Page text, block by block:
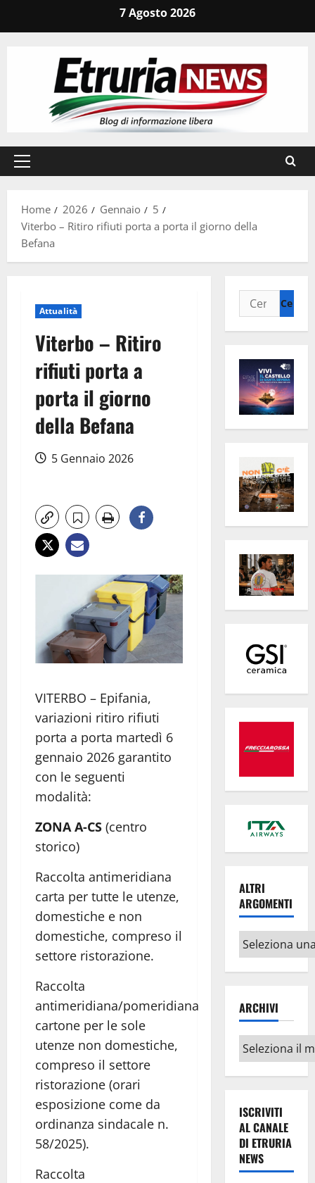
7 Agosto 2026
Menu
Home
2026 Gennaio
5
Viterbo – Ritiro rifiuti porta a porta il giorno della
Befana
Attualità
Viterbo – Ritiro
rifiuti porta a
porta il giorno
della Befana
5 Gennaio 2026
VITERBO – Epifania,
variazioni ritiro rifiuti
porta a porta martedì 6
gennaio 2026 garantito
con le seguenti
modalità:
ZONA A-CS (centro
storico)
Raccolta antimeridiana
carta per tutte le utenze,
domestiche e non
domestiche, compreso il
settore ristorazione.
Raccolta
antimeridiana/pomeridiana
cartone per le sole
utenze non domestiche,
compreso il settore
ristorazione (orari
esposizione come da
ordinanza sindacale n.
58/2025).
Raccolta
Ricerca
per:
ALTRI
ARGOMENTI
Altri
argomenti
ARCHIVI
Archivi
ISCRIVITI
AL CANALE
DI ETRURIA
NEWS